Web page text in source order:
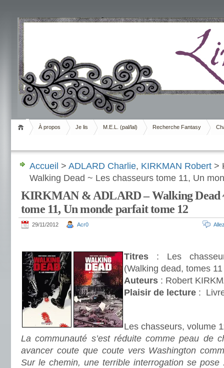
Livrement
À propos Je lis M.E.L. (pal/lal) Recherche Fantasy
Accueil > ADLARD Charlie, KIRKMAN Robert >
Walking Dead ~ Les chasseurs tome 11, Un
KIRKMAN & ADLARD – Walking Dead
tome 11, Un monde parfait tome 12
29/11/2012 Acr0
Titres : Les
(Walking dead, tomes
Auteurs : Robert
Plaisir de lecture :
Les chasseurs, volume
La communauté s’est réduite comme peau de
avancer coute que coute vers Washington
Sur le chemin, une terrible interrogation se